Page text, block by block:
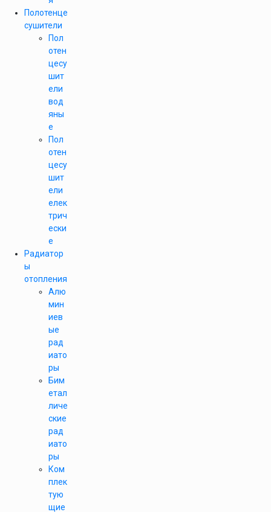
Полотенце
сушители
Пол
отен
цесу
шит
ели
вод
яны
е
Пол
отен
цесу
шит
ели
елек
трич
ески
е
Радиатор
ы
отопления
Алю
мин
иев
ые
рад
иато
ры
Бим
етал
личе
ские
рад
иато
ры
Ком
плек
тую
щие